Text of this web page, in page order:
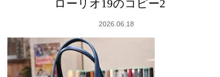
ローリオ19のコピー2
2026.06.18